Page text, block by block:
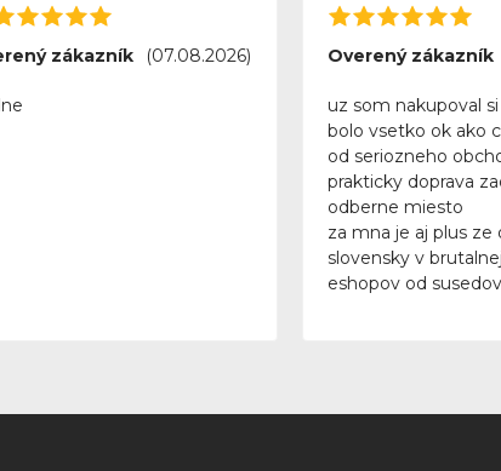
zákazník (07.08.2026) Overený zákazník
uz som nakupoval
bolo vsetko ok ako
od seriozneho
prakticky doprava
odberne miesto
za mna je aj plus ze
slovensky v
eshopov od susedov